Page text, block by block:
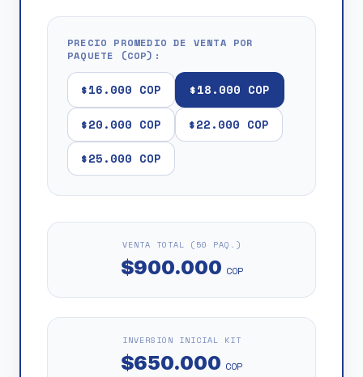
PRECIO PROMEDIO DE VENTA POR
PAQUETE (COP):
$16.000 COP $18.000 COP
$20.000 COP
$22.000 COP
$25.000 COP
VENTA TOTAL (50 PAQ.)
$900.000 COP
INVERSIÓN INICIAL KIT
$650.000 COP